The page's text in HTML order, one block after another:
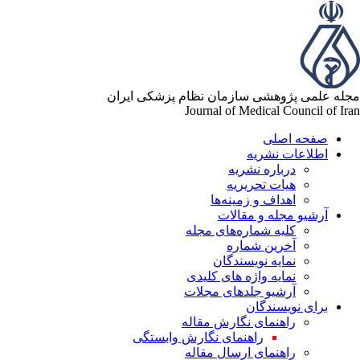
علمی پژوهشی سازمان نظام پزشکی ایران
Journal of Medical Council of
صفحه اصلی
اطلاعات نشریه
درباره نشریه
هیات تحریریه
اهداف و زمینه‌ها
آرشیو مجله و مقالات
کلیه شماره‌های مجله
آخرین شماره
نمایه نویسندگان
نمایه واژه های کلیدی
آرشیو جلدهای مجلات
برای نویسندگان
راهنمای نگارش مقاله
راهنمای نگارش وابستگی
راهنمای ارسال مقاله